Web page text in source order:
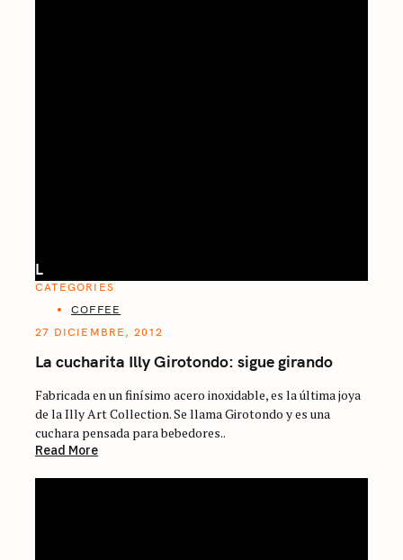
L
CATEGORIES
COFFEE
27 DICIEMBRE, 2012
La cucharita Illy Girotondo: sigue girando
Fabricada en un finísimo acero inoxidable, es la última joya
de la Illy Art Collection. Se llama Girotondo y es una
cuchara pensada para bebedores..
Read More